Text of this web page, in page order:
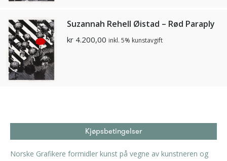
Suzannah Rehell Øistad – Rød Paraply
kr 4.200,00 inkl. 5% kunstavgift
Kjøpsbetingelser
Norske Grafikere formidler kunst på vegne av kunstneren og